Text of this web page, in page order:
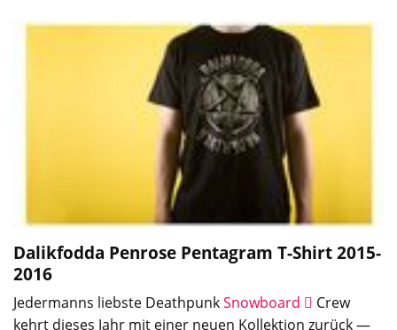
Dalikfodda Penrose Pentagram T-Shirt2015-
2016
Jedermanns liebste DeathpunkSnowboard
Crew
kehrt dieses Jahr mit einer neuen Kollektion zurück —